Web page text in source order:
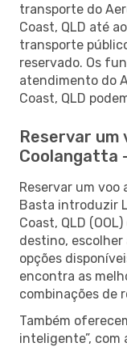
transporte do
Coast, QLD até
transporte
reservado. Os
atendimento do
Coast, QLD
Reservar um
Coolangatta
Reservar um voo
Basta introduzir
Coast, QLD
destino, escolher
opções
encontra as
combinações de
Também
inteligente”, com